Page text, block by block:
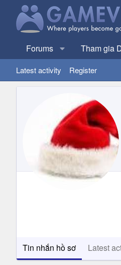
Forums Tham gia
Latest activity Register
Tin nhắn hồ sơ Latest